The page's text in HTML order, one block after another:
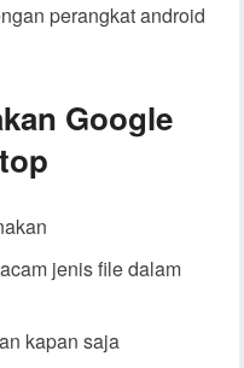
perangkat android
Google
jenis file dalam
kapan saja